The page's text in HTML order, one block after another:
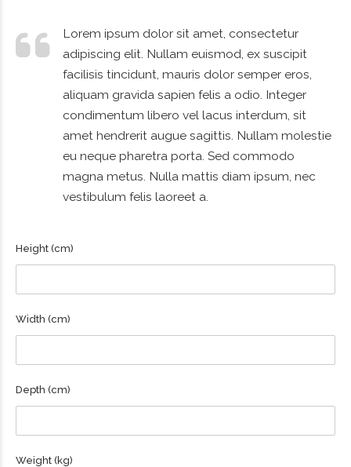
Lorem ipsum dolor sit amet, consectetur
adipiscing elit. Nullam euismod, ex suscipit
facilisis tincidunt, mauris dolor semper eros,
aliquam gravida sapien felis a odio. Integer
condimentum libero vel lacus interdum, sit
amet hendrerit augue sagittis. Nullam molestie
eu neque pharetra porta. Sed commodo
magna metus. Nulla mattis diam ipsum, nec
vestibulum felis laoreet a.
Height (cm)
Width (cm)
Depth (cm)
Weight (kg)